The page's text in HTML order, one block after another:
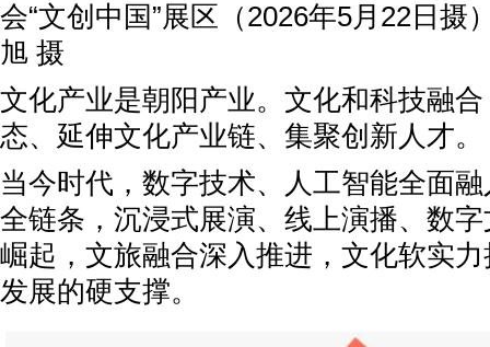
会“文创中国”展区（2026年5月22日摄
旭 摄
文化产业是朝阳产业。文化和科技融
态、延伸文化产业链、集聚创新人才。
当今时代，数字技术、人工智能全面
全链条，沉浸式展演、线上演播、数
崛起，文旅融合深入推进，文化软实
发展的硬支撑。